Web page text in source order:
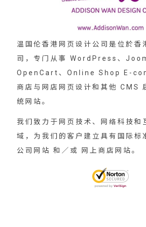
温国伦香港网页设计公司是位於香
司，专门从事 WordPress、
OpenCart、Online Shop E-
商店与网店网页设计和其他 CMS
统网站。
我们致力于网页技术、网络科技和
域，为我们的客户建立具有国际标
公司网站 和／或 网上商店网站。